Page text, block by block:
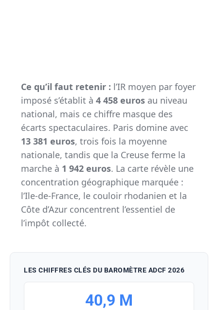
Ce qu’il faut retenir : l’IR moyen par foyer
imposé s’établit à 4 458 eurosau niveau
national, mais ce chiffre masque des
écarts spectaculaires. Paris domine avec
13 381 euros, trois fois la moyenne
nationale, tandis que la Creuse ferme la
marche à 1 942 euros. La carte révèle une
concentration géographique marquée :
l’Ile-de-France, le couloir rhodanien et la
Côte d’Azur concentrent l’essentiel de
l’impôt collecté.
LES CHIFFRES CLÉS DU BAROMÈTRE ADCF 2026
40,9 M